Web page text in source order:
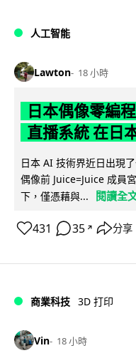
人工智能
Lawton 18 小時
日本偶像零編
直播系統 在日
日本 AI 技術界近日出現
偶像前 Juice=Juice 成員
下，僅憑藉與...
閱讀全
431 35 ↗ 分享
商業科技 3D 打印
Vin 18 小時